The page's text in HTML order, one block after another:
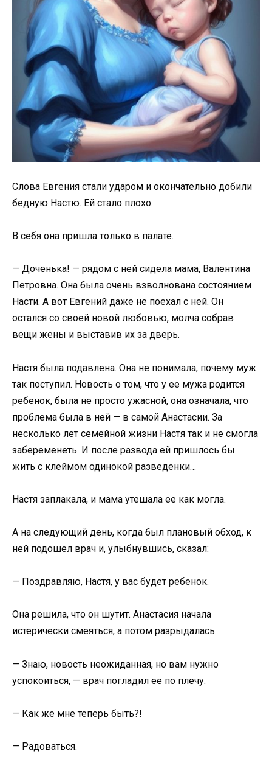
Слова Евгения стали ударом и окончательно добили
бедную Настю. Ей стало плохо.
В себя она пришла только в палате.
— Доченька! — рядом с ней сидела мама, Валентина
Петровна. Она была очень взволнована состоянием
Насти. А вот Евгений даже не поехал с ней. Он
остался со своей новой любовью, молча собрав
вещи жены и выставив их за дверь.
Настя была подавлена. Она не понимала, почему муж
так поступил. Новость о том, что у ее мужа родится
ребенок, была не просто ужасной, она означала, что
проблема была в ней — в самой Анастасии. За
несколько лет семейной жизни Настя так и не смогла
забеременеть. И после развода ей пришлось бы
жить с клеймом одинокой разведенки…
Настя заплакала, и мама утешала ее как могла.
А на следующий день, когда был плановый обход, к
ней подошел врач и, улыбнувшись, сказал:
— Поздравляю, Настя, у вас будет ребенок.
Она решила, что он шутит. Анастасия начала
истерически смеяться, а потом разрыдалась.
— Знаю, новость неожиданная, но вам нужно
успокоиться, — врач погладил ее по плечу.
— Как же мне теперь быть?!
— Радоваться.